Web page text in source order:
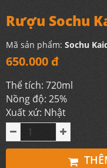
Rượu Sochu
Mã sản phẩm: Sochu
650.000 đ
Thể tích: 720ml
Nồng độ: 25%
Xuất xứ: Nhật